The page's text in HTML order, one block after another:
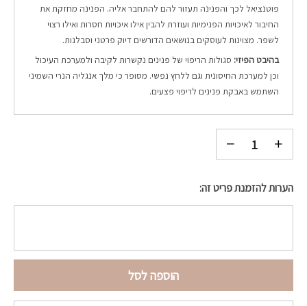
פוטנציאל לכך והפנינה תעזור להם להתחבר אליה. הפנינה מחזקת את
החיבור לאיכויות הפנימיות ועוזרת להבין אילו איכויות חסרות ואילו רצוי
לשפר. מצוינות לעוסקים בנושאים הדורשים דיוק פרטני וסבלנות.
בהיבט הפיזי: סגולות הריפוי של פנינים נקשרות לקיבה ולמערכת העיכול
וכן למערכת החיסונית וגם ללחץ נפשי. מסופר כי מלך אנגליה הנרי השמיני
השתמש באבקת פנינים לריפוי פצעים.
הערות להזמנת פריט זה:
הוספה לסל